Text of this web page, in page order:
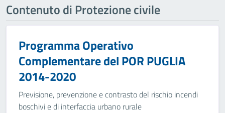
Contenuto di Protezione civile
Programma Operativo
Complementare del POR PUGLIA
2014-2020
Previsione, prevenzione e contrasto del rischio incendi
boschivi e di interfaccia urbano rurale